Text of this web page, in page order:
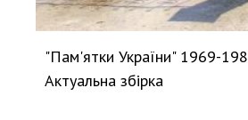
"Пам'ятки України" 1969-
Актуальна збірка